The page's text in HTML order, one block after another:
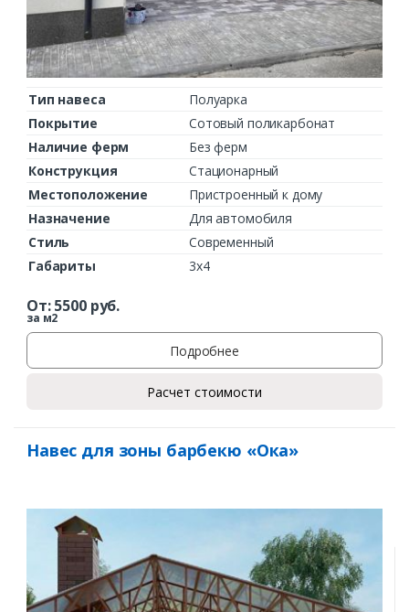
Тип навеса
Полуарка
Покрытие
Сотовый поликарбонат
Наличие ферм
Без ферм
Конструкция
Стационарный
Местоположение
Пристроенный к дому
Назначение
Для автомобиля
Стиль
Современный
Габариты
3х4
От:5500руб.
за м2
Подробнее
Расчет стоимости
Навес для зоны барбекю «Ока»